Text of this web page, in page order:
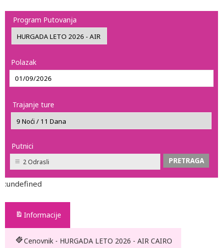
Program Putovanja
Polazak
Trajanje ture
Putnici
2 Odrasli
:undefined
Informacije
Cenovnik - HURGADA LETO 2026 - AIR CAIRO